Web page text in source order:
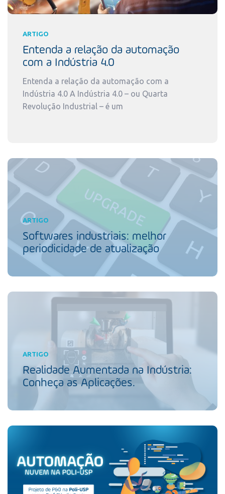
ARTIGO
Entenda a relação da automação
com a Indústria 4.0
Entenda a relação da automação com a
Indústria 4.0 A Indústria 4.0 – ou Quarta
Revolução Industrial – é um
ARTIGO
Softwares industriais: melhor
periodicidade de atualização
ARTIGO
Realidade Aumentada na Indústria:
Conheça as Aplicações.